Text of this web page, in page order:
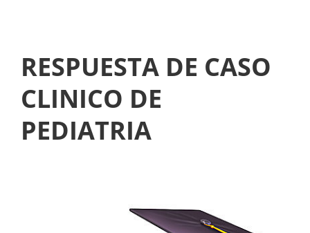
RESPUESTA DE CASO
CLINICO DE
PEDIATRIA